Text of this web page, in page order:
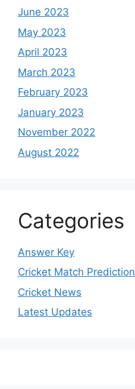
June 2023
May 2023
April 2023
March 2023
February 2023
January 2023
November 2022
August 2022
Categories
Answer Key
Cricket Match Prediction
Cricket News
Latest Updates